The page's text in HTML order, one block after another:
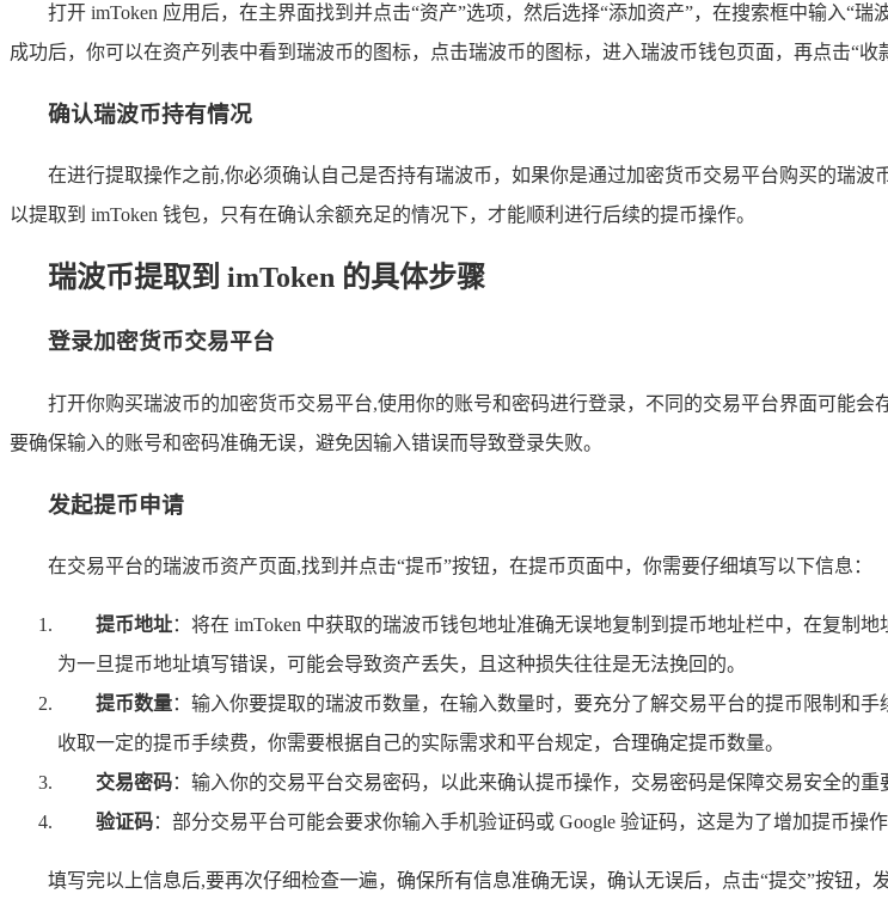
打开 imToken 应用后，在主界面找到并点击“资产”选项，然后选择“添加资产”，在搜索框中输入“
成功后，你可以在资产列表中看到瑞波币的图标，点击瑞波币的图标，进入瑞波币钱包页面，再点击“收
确认瑞波币持有情况
在进行提取操作之前,你必须确认自己是否持有瑞波币，如果你是通过加密货币交易平台购买的瑞
以提取到 imToken 钱包，只有在确认余额充足的情况下，才能顺利进行后续的提币操作。
瑞波币提取到 imToken 的具体步骤
登录加密货币交易平台
打开你购买瑞波币的加密货币交易平台,使用你的账号和密码进行登录，不同的交易平台界面可能会
要确保输入的账号和密码准确无误，避免因输入错误而导致登录失败。
发起提币申请
在交易平台的瑞波币资产页面,找到并点击“提币”按钮，在提币页面中，你需要仔细填写以下信息：
提币地址：将在 imToken 中获取的瑞波币钱包地址准确无误地复制到提币地址栏中，在复制
为一旦提币地址填写错误，可能会导致资产丢失，且这种损失往往是无法挽回的。
提币数量：输入你要提取的瑞波币数量，在输入数量时，要充分了解交易平台的提币限制和
收取一定的提币手续费，你需要根据自己的实际需求和平台规定，合理确定提币数量。
交易密码：输入你的交易平台交易密码，以此来确认提币操作，交易密码是保障交易安全的重
验证码：部分交易平台可能会要求你输入手机验证码或 Google 验证码，这是为了增加提币操
填写完以上信息后,要再次仔细检查一遍，确保所有信息准确无误，确认无误后，点击“提交”按钮，